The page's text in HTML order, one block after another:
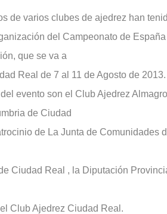
de varios clubes de ajedrez han
del Campeonato de
que se va a
Real de 7 al 11 de Agosto de
evento son el Club Ajedrez
de Ciudad
de La Junta de Comunidades
Ciudad Real , la Diputación
Club Ajedrez Ciudad Real.